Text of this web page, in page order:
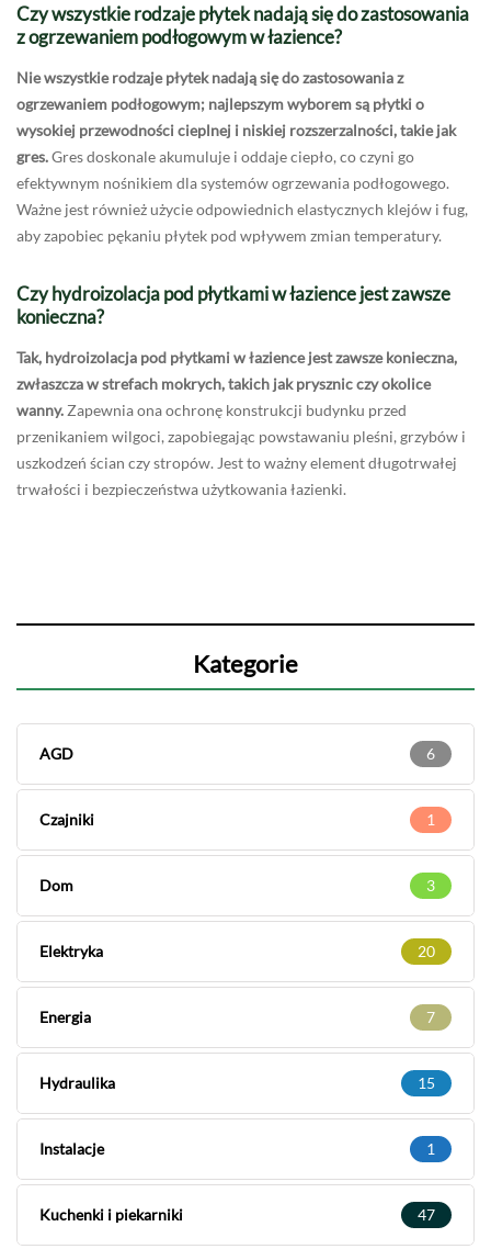
Czy wszystkie rodzaje płytek nadają się do zastosowania
z ogrzewaniem podłogowym w łazience?
Nie wszystkie rodzaje płytek nadają się do zastosowania z
ogrzewaniem podłogowym; najlepszym wyborem są płytki o
wysokiej przewodności cieplnej i niskiej rozszerzalności, takie jak
gres.Gres doskonale akumuluje i oddaje ciepło, co czyni go
efektywnym nośnikiem dla systemów ogrzewania podłogowego.
Ważne jest również użycie odpowiednich elastycznych klejów i fug,
aby zapobiec pękaniu płytek pod wpływem zmian temperatury.
Czy hydroizolacja pod płytkami w łazience jest zawsze
konieczna?
Tak, hydroizolacja pod płytkami w łazience jest zawsze konieczna,
zwłaszcza w strefach mokrych, takich jak prysznic czy okolice
wanny. Zapewnia ona ochronę konstrukcji budynku przed
przenikaniem wilgoci, zapobiegając powstawaniu pleśni, grzybów i
uszkodzeń ścian czy stropów. Jest to ważny element długotrwałej
trwałości i bezpieczeństwa użytkowania łazienki.
Kategorie
AGD 6
Czajniki 1
Dom 3
Elektryka 20
Energia 7
Hydraulika 15
Instalacje 1
Kuchenki i piekarniki 47